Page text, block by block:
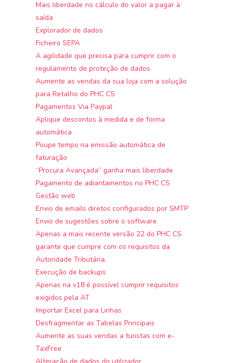
Mais liberdade no cálculo do valor a pagar à
saída
Explorador de dados
Ficheiro SEPA
A agilidade que precisa para cumprir com o
regulamento de proteção de dados
Aumente as vendas da sua loja com a solução
para Retalho do PHC CS
Pagamentos Via Paypal
Aplique descontos à medida e de forma
automática
Poupe tempo na emissão automática de
faturação
“Procura Avançada” ganha mais liberdade
Pagamento de adiantamentos no PHC CS
Gestão web
Envio de emails diretos configurados por SMTP
Envio de sugestões sobre o software
Apenas a mais recente versão 22 do PHC CS
garante que cumpre com os requisitos da
Autoridade Tributária.
Execução de backups
Apenas na v18 é possível cumprir requisitos
exigidos pela AT
Importar Excel para Linhas
Desfragmentar as Tabelas Principais
Aumente as suas vendas a turistas com e-
TaxFree